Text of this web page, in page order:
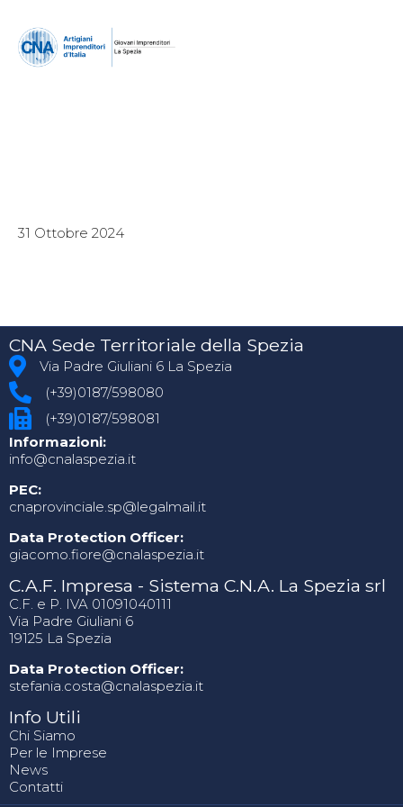
31 Ottobre 2024
CNA Sede Territoriale della Spezia
Via Padre Giuliani 6 La Spezia
(+39)0187/598080
(+39)0187/598081
Informazioni:
info@cnalaspezia.it
PEC:
cnaprovinciale.sp@legalmail.it
Data Protection Officer:
giacomo.fiore@cnalaspezia.it
C.A.F. Impresa - Sistema C.N.A. La Spezia srl
C.F. e P. IVA 01091040111
Via Padre Giuliani 6
19125 La Spezia
Data Protection Officer:
stefania.costa@cnalaspezia.it
Info Utili
Chi Siamo
Per le Imprese
News
Contatti